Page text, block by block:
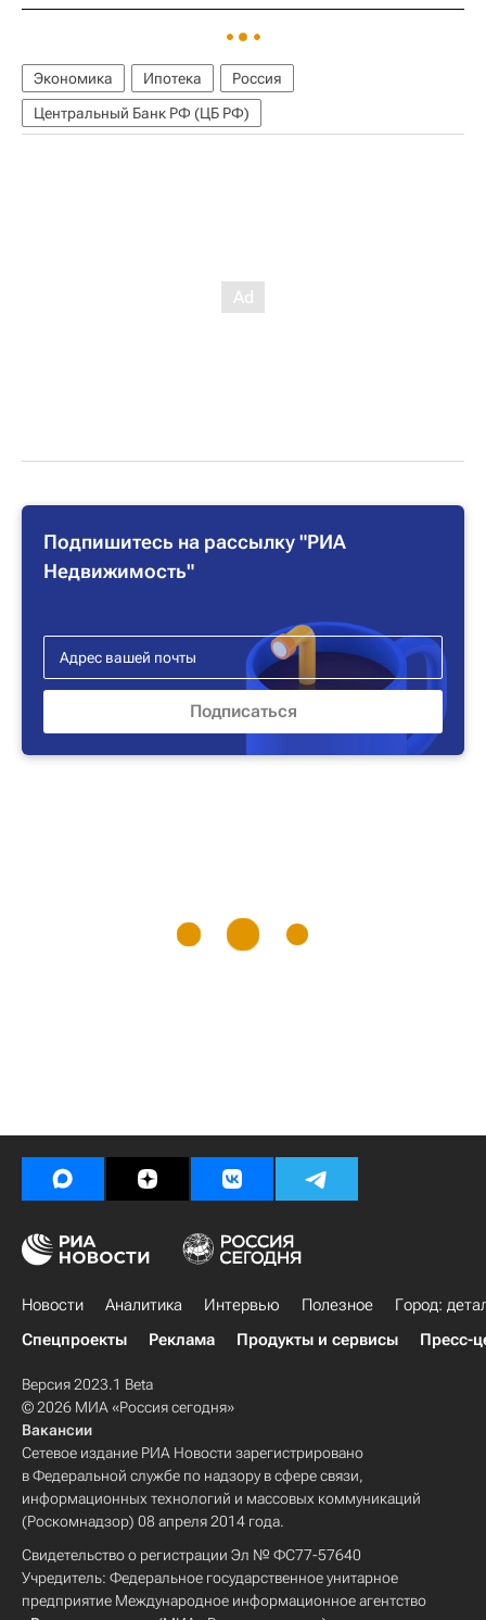
Экономика Ипотека
Россия
Центральный Банк РФ (ЦБ РФ)
Подпишитесь на рассылку "РИА
Недвижимость"
Новости Аналитика Интервью Полезное
Город:
Спецпроекты
Реклама Продукты и сервисы Пресс-
Версия 2023.1 Beta
© 2026 МИА «Россия сегодня»
Вакансии
Сетевое издание РИА Новости зарегистрировано
в Федеральной службе по надзору в сфере связи,
информационных технологий и массовых коммуникаций
(Роскомнадзор) 08 апреля 2014 года.
Свидетельство о регистрации Эл № ФС77-57640
Учредитель: Федеральное государственное унитарное
предприятие Международное информационное агентство